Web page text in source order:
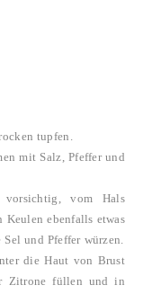
tupfen.
mit Salz, Pfeffer und
vom Hals
Keulen ebenfalls etwas
und Pfeffer würzen.
die Haut von Brust
Zitrone füllen und in